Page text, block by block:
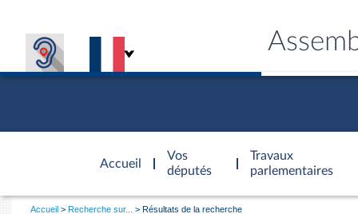
Accueil
d'accueil
Vos
députés
Travaux
parlementaires
Vous
Accueil Recherche sur... Résultats de la recherche